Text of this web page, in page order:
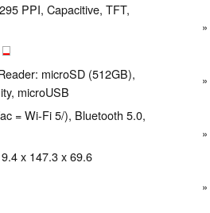
PPI, Capacitive, TFT,
microSD (512GB),
microUSB
= Wi-Fi 5/), Bluetooth 5.0,
x 147.3 x 69.6